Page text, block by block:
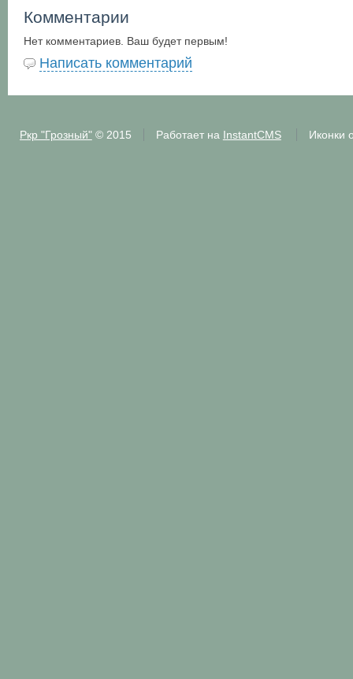
Комментарии
Нет комментариев. Ваш будет первым!
Написать комментарий
Ркр "Грозный"© 2015 Работает на InstantCMS Иконки